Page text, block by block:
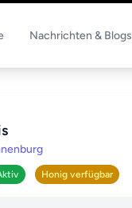
Nachrichten & Blogs
Honig verfügbar